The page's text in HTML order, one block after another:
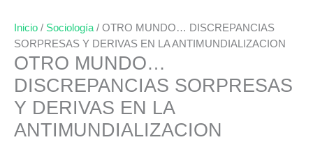
Inicio / Sociología / OTRO MUNDO… DISCREPANCIAS
SORPRESAS Y DERIVAS EN LA ANTIMUNDIALIZACION
OTRO MUNDO…
DISCREPANCIAS SORPRESAS
Y DERIVAS EN LA
ANTIMUNDIALIZACION